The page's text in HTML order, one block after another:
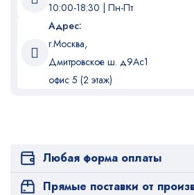
10:00-18:30 | Пн-Пт
Адрес:
г.Москва,
Дмитровское ш. д9Ас1
офис 5 (2 этаж)
Любая форма оплаты
Прямые поставки от